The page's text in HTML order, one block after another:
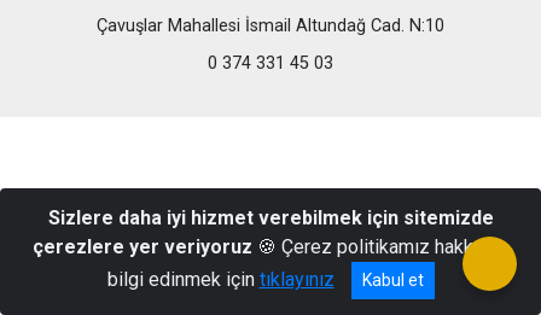
Çavuşlar Mahallesi İsmail Altundağ Cad. N:10
0 374 331 45 03
Sizlere daha iyi hizmet verebilmek için sitemizde
çerezlere yer veriyoruz 🍪 Çerez politikamız hakkında
bilgi edinmek için tıklayınız Kabul et